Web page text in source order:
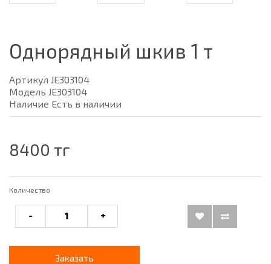
Однорядный шкив 1 т
Артикул JE303104
Модель JE303104
Наличие Есть в наличии
8400 тг
Количество
- +
Заказать